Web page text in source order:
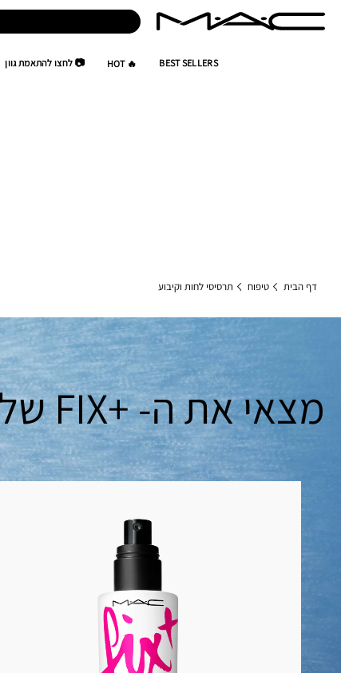
BEST SELLERS
🔥 HOT 📷 לחצו להתאמת גוון
דף הבית טיפוח תרסיסי לחות וקיבוע
מצאי את ה- +FIX שלך